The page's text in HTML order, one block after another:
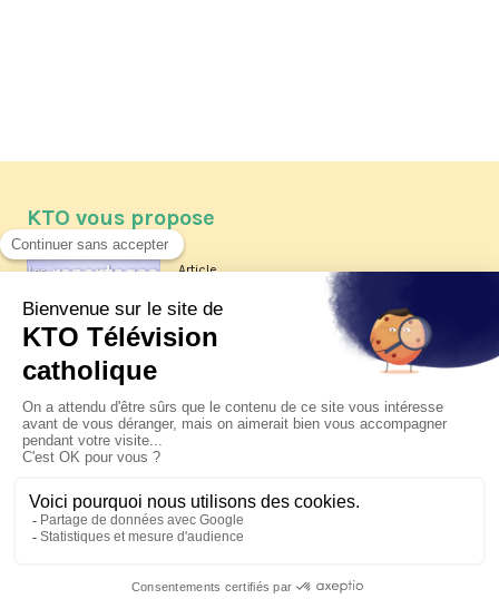
KTO vous propose
Article
Les reportages d'été 2026 de KTO
La visite pastorale du pape Léon
XIV à Assise à suivre sur KTO le
jeudi 6 août
Le pape en Uruguay, Argentine et
Pérou du 6 au 17 novembre 2026